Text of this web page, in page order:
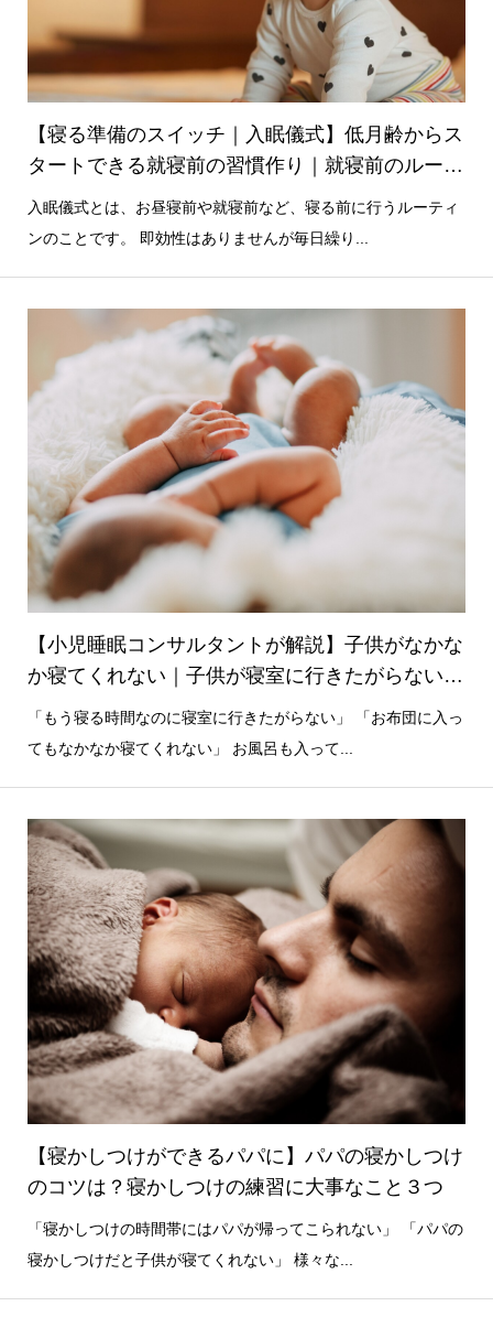
【寝る準備のスイッチ｜入眠儀式】低月齢からス
タートできる就寝前の習慣作り｜就寝前のルーテ
ィン
入眠儀式とは、お昼寝前や就寝前など、寝る前に行うルーティ
ンのことです。 即効性はありませんが毎日繰り...
【小児睡眠コンサルタントが解説】子供がなかな
か寝てくれない｜子供が寝室に行きたがらない｜
その原因と改善策
「もう寝る時間なのに寝室に行きたがらない」 「お布団に入っ
てもなかなか寝てくれない」 お風呂も入って...
【寝かしつけができるパパに】パパの寝かしつけ
のコツは？寝かしつけの練習に大事なこと３つ
「寝かしつけの時間帯にはパパが帰ってこられない」 「パパの
寝かしつけだと子供が寝てくれない」 様々な...